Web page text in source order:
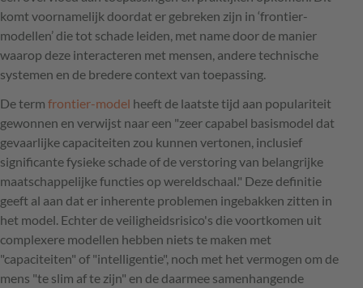
komt voornamelijk doordat er gebreken zijn in ‘frontier-
modellen’ die tot schade leiden, met name door de manier
waarop deze interacteren met mensen, andere technische
systemen en de bredere context van toepassing.
De term frontier-model heeft de laatste tijd aan populariteit
gewonnen en verwijst naar een "zeer capabel basismodel dat
gevaarlijke capaciteiten zou kunnen vertonen, inclusief
significante fysieke schade of de verstoring van belangrijke
maatschappelijke functies op wereldschaal." Deze definitie
geeft al aan dat er inherente problemen ingebakken zitten in
het model. Echter de veiligheidsrisico's die voortkomen uit
complexere modellen hebben niets te maken met
"capaciteiten" of "intelligentie", noch met het vermogen om de
mens "te slim af te zijn" en de daarmee samenhangende